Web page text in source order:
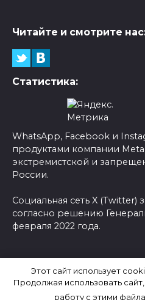
Читайте и смотрите
Статистика:
WhatsApp, Facebook и
продуктами компании
экстремистской и
России.
Социальная сеть X (Twitter)
согласно решению
февраля 2022 года.
Последние новости России
Этот сайт использует
Продолжая использовать
работу с этими